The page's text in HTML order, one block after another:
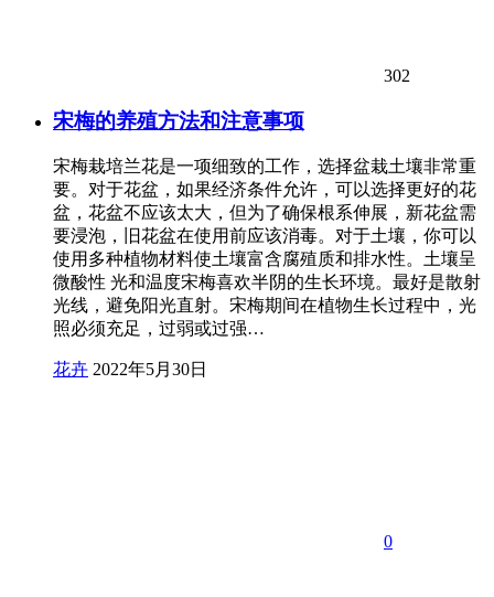
302
宋梅的养殖方法和注意事项
宋梅栽培兰花是一项细致的工作，选择盆栽土壤非常重
要。对于花盆，如果经济条件允许，可以选择更好的花
盆，花盆不应该太大，但为了确保根系伸展，新花盆需
要浸泡，旧花盆在使用前应该消毒。对于土壤，你可以
使用多种植物材料使土壤富含腐殖质和排水性。土壤呈
微酸性 光和温度宋梅喜欢半阴的生长环境。最好是散射
光线，避免阳光直射。宋梅期间在植物生长过程中，光
照必须充足，过弱或过强…
花卉 2022年5月30日
0